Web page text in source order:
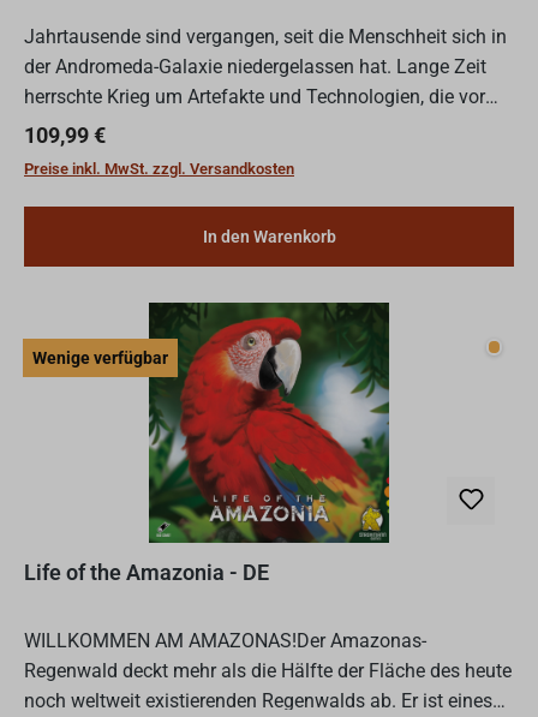
Jahrtausende sind vergangen, seit die Menschheit sich in
der Andromeda-Galaxie niedergelassen hat. Lange Zeit
herrschte Krieg um Artefakte und Technologien, die vor
Urzeiten von Aliens zurückgelassen wurden, bis schli...
Regulärer Preis:
109,99 €
Preise inkl. MwSt. zzgl. Versandkosten
In den Warenkorb
Wenige verfügbar
Life of the Amazonia - DE
WILLKOMMEN AM AMAZONAS!Der Amazonas-
Regenwald deckt mehr als die Hälfte der Fläche des heute
noch weltweit existierenden Regenwalds ab. Er ist eines